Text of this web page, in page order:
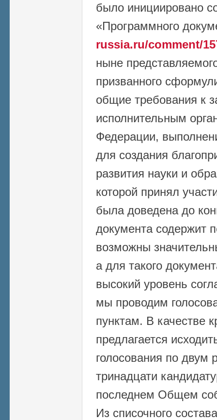
было инициировано
«Программного
russia.ru/comment/
ныне
призванного
общие требования к
исполнительным
Федерации,
для создания
развития науки и
которой принял
была доведена до
документа содержит
возможны
а для такого
высокий уровень
мы проводим
пунктам. В качестве
предлагается
голосования по двум
тринадцати
последнем Общем
Из списочного